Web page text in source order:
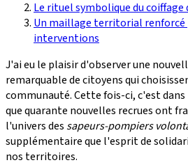
Le rituel symbolique du coiffage
Un maillage territorial
interventions
J'ai eu le plaisir d'observer une
remarquable de citoyens qui
communauté. Cette fois-ci, c'est dans
que quarante nouvelles recrues ont
l'univers des sapeurs-pompiers
supplémentaire que l'esprit de
nos territoires.